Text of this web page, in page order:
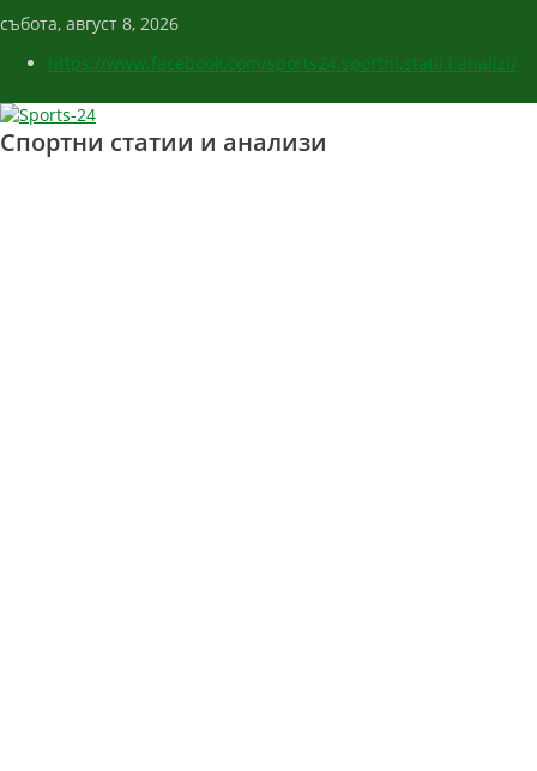
събота, август 8, 2026
https://www.facebook.com/sports24.sportni.statii.i.analizi/
Спортни статии и анализи